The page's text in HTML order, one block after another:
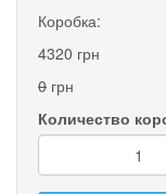
Коробка:
4320 грн
0 грн
Количество